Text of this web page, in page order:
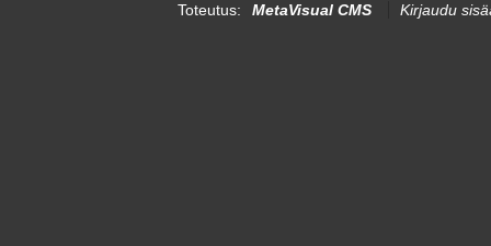
Toteutus: MetaVisual CMS Kirjaudu